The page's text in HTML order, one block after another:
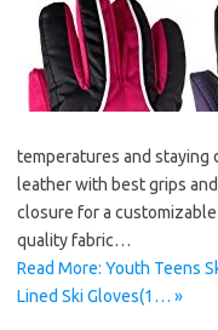
temperatures and staying
leather with best grips
closure for a
quality fabric…
Read More: Youth Teens
Lined Ski Gloves(1… »